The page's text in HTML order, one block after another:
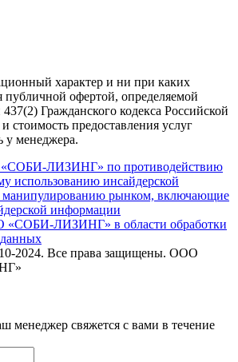
характер и ни при каких
публичной офертой, определяемой
Гражданского кодекса Российской
стоимость предоставления услуг
у менеджера.
ЛИЗИНГ» по противодействию
использованию инсайдерской
рынком, включающие
информации
«СОБИ-ЛИЗИНГ» в области обработки
2024. Все права защищены. ООО
менеджер свяжется с вами в течение